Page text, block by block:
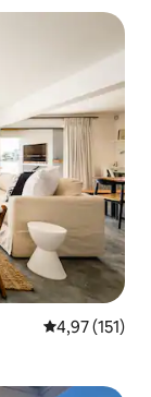
Évaluation
4,97 (151)